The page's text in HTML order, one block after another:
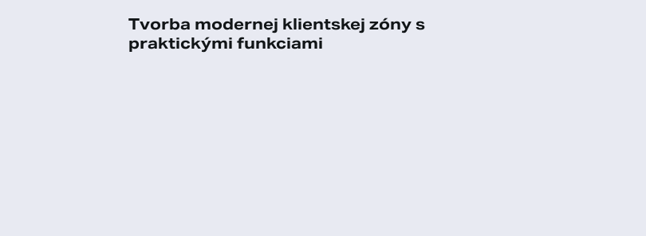
Tvorba modernej klientskej zóny s
praktickými funkciami